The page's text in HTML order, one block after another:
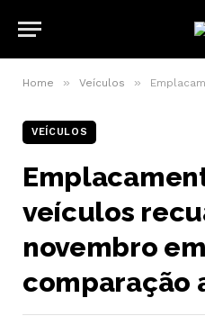
Home » Veículos » Emplacamentos
VEÍCULOS
veículos
novembro em
comparação